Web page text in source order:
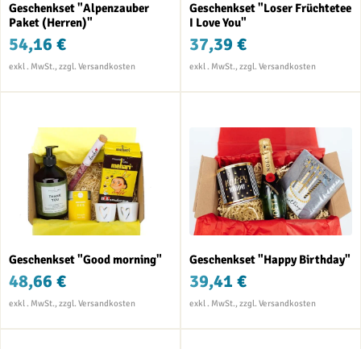
Geschenkset "Alpenzauber
Paket (Herren)"
54,16 €
Geschenkset "Loser Früchtetee
I Love You"
37,39 €
Geschenkset "Good morning"
48,66 €
Geschenkset "Happy Birthday"
39,41 €